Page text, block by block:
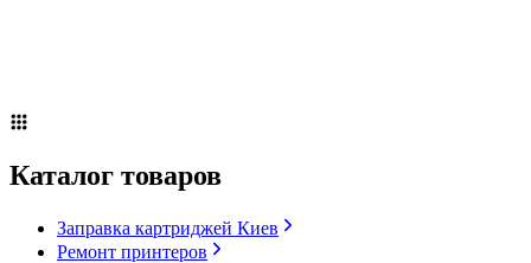
Каталог товаров
Заправка картриджей Киев
Ремонт принтеров